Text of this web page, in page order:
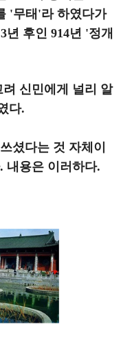
'무태'라 하였다가
후인 914년 '정개
신민에게 널리 알
다.
셨다는 것 자체이
내용은 이러하다.